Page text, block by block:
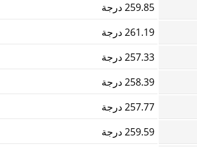
259.85 درجة
261.19 درجة
257.33 درجة
258.39 درجة
257.77 درجة
259.59 درجة